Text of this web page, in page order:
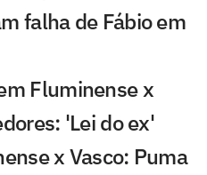
falha de Fábio em
Fluminense x
'Lei do ex'
x Vasco: Puma